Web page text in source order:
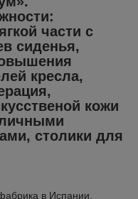
части с
сиденья,
кресла,
кожи
столики для
в Испании,